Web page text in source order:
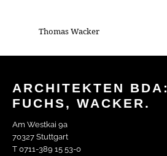
Thomas Wacker
ARCHITEKTEN BDA:
FUCHS, WACKER.
Am Westkai 9a
70327 Stuttgart
T 0711-389 15 53-0